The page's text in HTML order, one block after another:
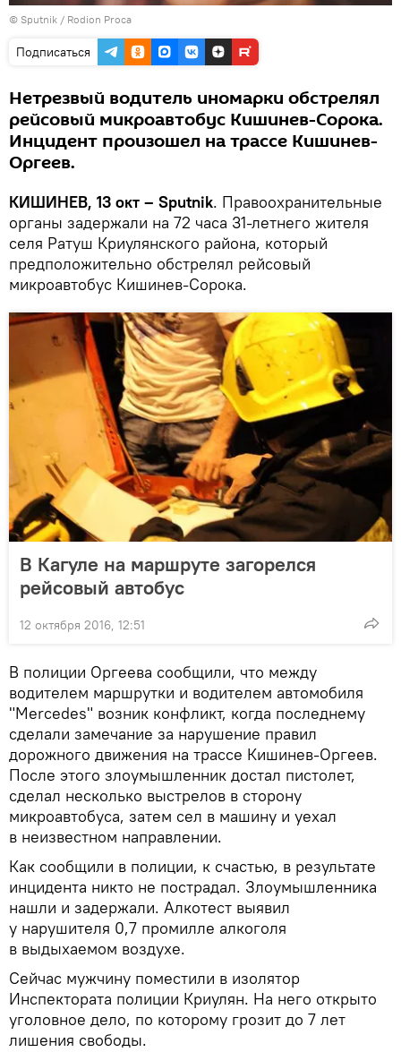
© Sputnik / Rodion Proca
Подписаться
Нетрезвый водитель иномарки обстрелял
рейсовый микроавтобус Кишинев-Сорока.
Инцидент произошел на трассе Кишинев-
Оргеев.
КИШИНЕВ, 13 окт – Sputnik. Правоохранительные
органы задержали на 72 часа 31-летнего жителя
селя Ратуш Криулянского района, который
предположительно обстрелял рейсовый
микроавтобус Кишинев-Сорока.
В Кагуле на маршруте загорелся
рейсовый автобус
12 октября 2016, 12:51
В полиции Оргеева сообщили, что между
водителем маршрутки и водителем автомобиля
"Mercedes" возник конфликт, когда последнему
сделали замечание за нарушение правил
дорожного движения на трассе Кишинев-Оргеев.
После этого злоумышленник достал пистолет,
сделал несколько выстрелов в сторону
микроавтобуса, затем сел в машину и уехал
в неизвестном направлении.
Как сообщили в полиции, к счастью, в результате
инцидента никто не пострадал. Злоумышленника
нашли и задержали. Алкотест выявил
у нарушителя 0,7 промилле алкоголя
в выдыхаемом воздухе.
Сейчас мужчину поместили в изолятор
Инспектората полиции Криулян. На него открыто
уголовное дело, по которому грозит до 7 лет
лишения свободы.